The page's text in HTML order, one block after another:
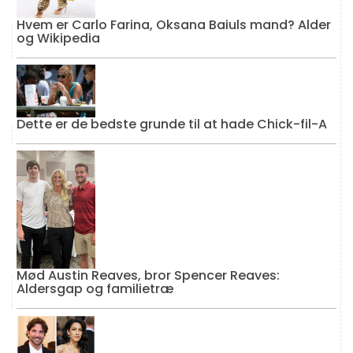
Hvem er Carlo Farina, Oksana Baiuls mand? Alder
og Wikipedia
Dette er de bedste grunde til at hade Chick-fil-A
Mød Austin Reaves, bror Spencer Reaves:
Aldersgap og familietræ